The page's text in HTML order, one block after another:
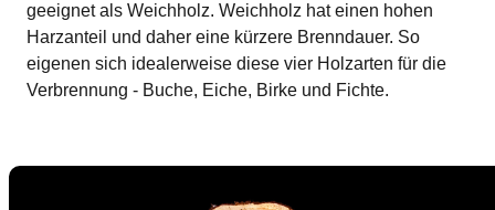
geeignet als Weichholz. Weichholz hat einen hohen
Harzanteil und daher eine kürzere Brenndauer. So
eigenen sich idealerweise diese vier Holzarten für die
Verbrennung - Buche, Eiche, Birke und Fichte.